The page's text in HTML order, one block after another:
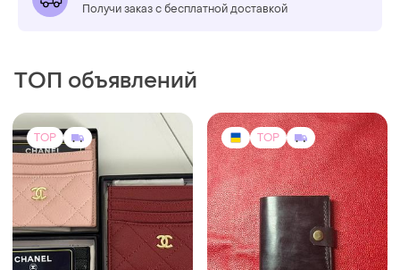
Получи заказ с бесплатной доставкой
ТОП объявлений
TOP TOP